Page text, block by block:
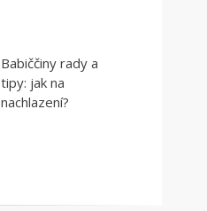
Babiččiny rady a
tipy: jak na
nachlazení?